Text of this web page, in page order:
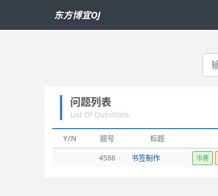
东方博宜OJ
搜
问题列表
List Of Questions
Y/N 题号 标题
4586
书签制作 市赛